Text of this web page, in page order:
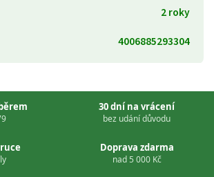
2 roky
4006885293304
30 dní na vrácení
bez udání důvodu
Doprava zdarma
nad 5 000 Kč